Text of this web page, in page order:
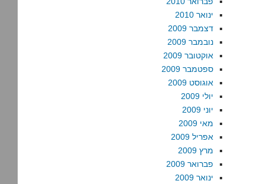
ינואר 2010
דצמבר 2009
נובמבר 2009
אוקטובר 2009
ספטמבר 2009
אוגוסט 2009
יולי 2009
יוני 2009
מאי 2009
אפריל 2009
מרץ 2009
פברואר 2009
ינואר 2009